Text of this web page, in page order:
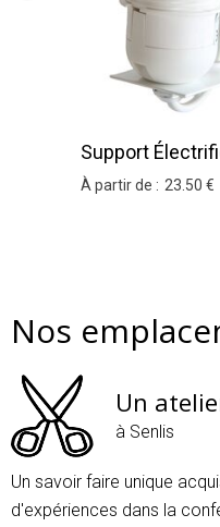
Support
À partir de : 23 .50 €
Nos
Un
à Senlis
Un savoir faire unique
d'expériences dans la